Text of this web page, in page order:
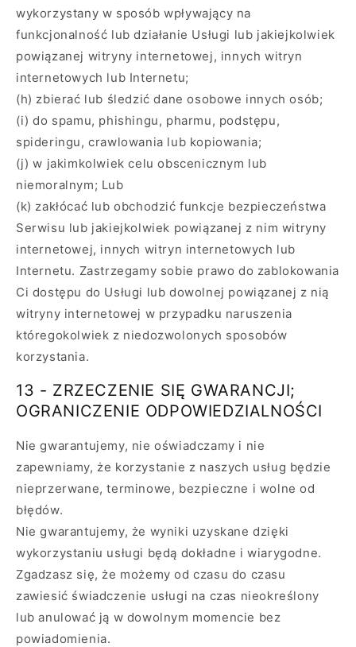
wykorzystany w sposób wpływający na
funkcjonalność lub działanie Usługi lub jakiejkolwiek
powiązanej witryny internetowej, innych witryn
internetowych lub Internetu;
(h) zbierać lub śledzić dane osobowe innych osób;
(i) do spamu, phishingu, pharmu, podstępu,
spideringu, crawlowania lub kopiowania;
(j) w jakimkolwiek celu obscenicznym lub
niemoralnym; Lub
(k) zakłócać lub obchodzić funkcje bezpieczeństwa
Serwisu lub jakiejkolwiek powiązanej z nim witryny
internetowej, innych witryn internetowych lub
Internetu. Zastrzegamy sobie prawo do zablokowania
Ci dostępu do Usługi lub dowolnej powiązanej z nią
witryny internetowej w przypadku naruszenia
któregokolwiek z niedozwolonych sposobów
korzystania.
13 - ZRZECZENIE SIĘ GWARANCJI;
OGRANICZENIE ODPOWIEDZIALNOŚCI
Nie gwarantujemy, nie oświadczamy i nie
zapewniamy, że korzystanie z naszych usług będzie
nieprzerwane, terminowe, bezpieczne i wolne od
błędów.
Nie gwarantujemy, że wyniki uzyskane dzięki
wykorzystaniu usługi będą dokładne i wiarygodne.
Zgadzasz się, że możemy od czasu do czasu
zawiesić świadczenie usługi na czas nieokreślony
lub anulować ją w dowolnym momencie bez
powiadomienia.